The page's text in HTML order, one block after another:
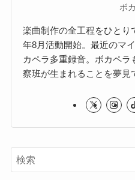
ボ
楽曲制作の全工程をひとり
年8月活動開始。最近のマ
カペラ多重録音。ボカペ
察班が生まれることを夢見